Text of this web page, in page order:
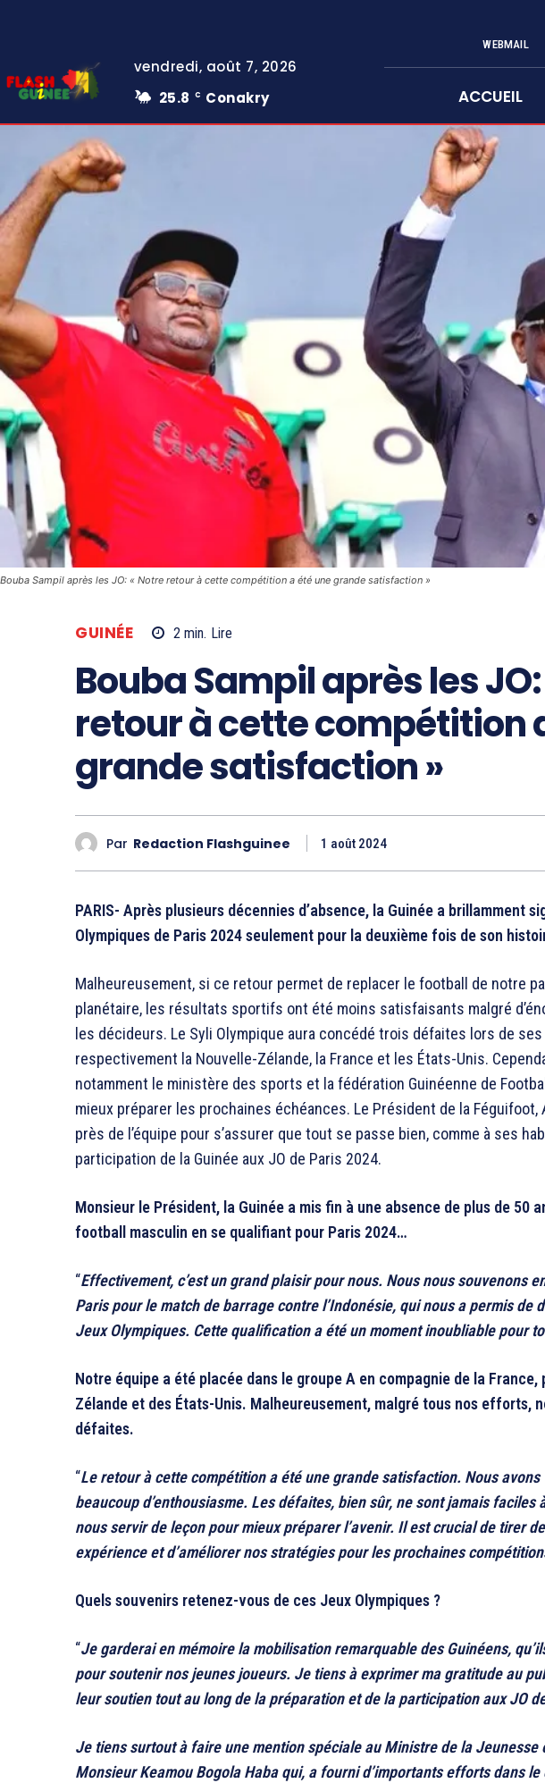
vendredi, août 7, 2026
25.8
C Conakry
WEBMAIL
ACCUEIL
Bouba Sampil après les JO: « Notre retour à cette compétition a été une grande satisfaction »
GUINÉE 2 min. Lire
Bouba Sampil après les
retour à cette compétition
grande satisfaction »
Par Redaction Flashguinee 1 août 2024
PARIS- Après plusieurs décennies d’absence, la Guinée a brillamment
Olympiques de Paris 2024 seulement pour la deuxième fois de son
Malheureusement, si ce retour permet de replacer le football de notre
planétaire, les résultats sportifs ont été moins satisfaisants malgré
les décideurs. Le Syli Olympique aura concédé trois défaites lors de
respectivement la Nouvelle-Zélande, la France et les États-Unis.
notamment le ministère des sports et la fédération Guinéenne de
mieux préparer les prochaines échéances. Le Président de la Féguifoot,
près de l’équipe pour s’assurer que tout se passe bien, comme à ses
participation de la Guinée aux JO de Paris 2024.
Monsieur le Président, la Guinée a mis fin à une absence de plus de 50
football masculin en se qualifiant pour Paris 2024…
“Effectivement, c’est un grand plaisir pour nous. Nous nous souvenons
Paris pour le match de barrage contre l’Indonésie, qui nous a permis de
Jeux Olympiques. Cette qualification a été un moment inoubliable pour
Notre équipe a été placée dans le groupe A en compagnie de la France,
Zélande et des États-Unis. Malheureusement, malgré tous nos efforts,
défaites.
“Le retour à cette compétition a été une grande satisfaction. Nous avons
beaucoup d’enthousiasme. Les défaites, bien sûr, ne sont jamais faciles
nous servir de leçon pour mieux préparer l’avenir. Il est crucial de tirer
expérience et d’améliorer nos stratégies pour les prochaines
Quels souvenirs retenez-vous de ces Jeux Olympiques ?
“Je garderai en mémoire la mobilisation remarquable des Guinéens,
pour soutenir nos jeunes joueurs. Je tiens à exprimer ma gratitude au
leur soutien tout au long de la préparation et de la participation aux JO
Je tiens surtout à faire une mention spéciale au Ministre de la Jeunesse
Monsieur Keamou Bogola Haba qui, a fourni d’importants efforts dans